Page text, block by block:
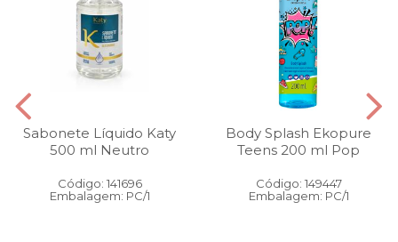
Sabonete Líquido Katy
500 ml Neutro
Código: 141696
Embalagem: PC/1
Body Splash Ekopure
Teens 200 ml Pop
Código: 149447
Embalagem: PC/1